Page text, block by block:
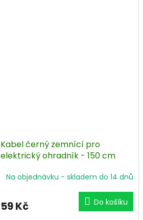
Kabel černý zemnící pro
elektrický ohradník - 150 cm
Na objednávku - skladem do 14 dnů
59 Kč Do košíku